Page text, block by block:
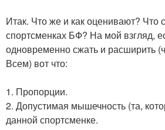
Итак. Что же и как оценивают? Что
спортсменках БФ? На мой взгляд,
одновременно сжать и расширить
Всем) вот что:
1. Пропорции.
2. Допустимая мышечность (та,
данной спортсменке.